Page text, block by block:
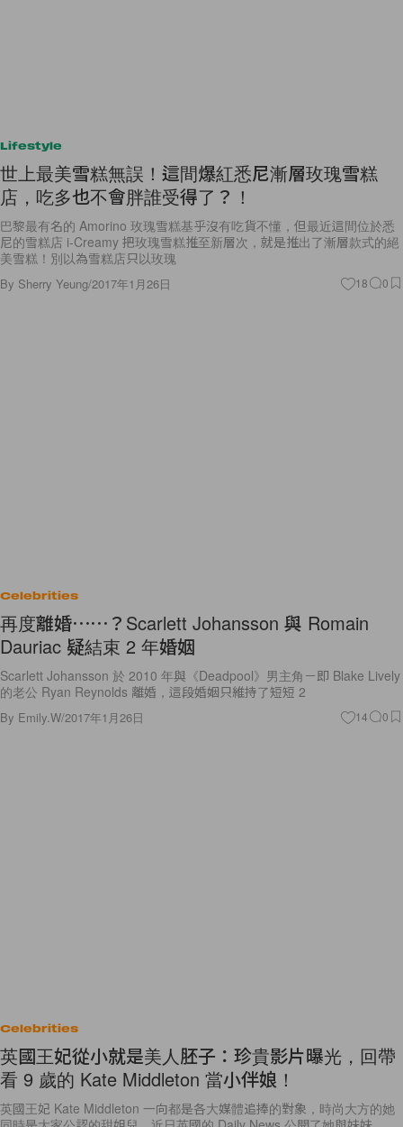
Lifestyle
世上最美雪糕無誤！這間爆紅悉尼漸層玫瑰雪糕
店，吃多也不會胖誰受得了？！
巴黎最有名的 Amorino 玫瑰雪糕基乎沒有吃貨不懂，但最近這間位於悉
尼的雪糕店 i-Creamy 把玫瑰雪糕推至新層次，就是推出了漸層款式的絕
美雪糕！別以為雪糕店只以玫瑰
By Sherry Yeung/2017年1月26日 18 0
Celebrities
再度離婚⋯⋯？Scarlett Johansson 與 Romain
Dauriac 疑結束 2 年婚姻
Scarlett Johansson 於 2010 年與《Deadpool》男主角－即 Blake Lively
的老公 Ryan Reynolds 離婚，這段婚姻只維持了短短 2
By Emily.W/2017年1月26日 14 0
Celebrities
英國王妃從小就是美人胚子：珍貴影片曝光，回帶
看 9 歲的 Kate Middleton 當小伴娘！
英國王妃 Kate Middleton 一向都是各大媒體追捧的對象，時尚大方的她